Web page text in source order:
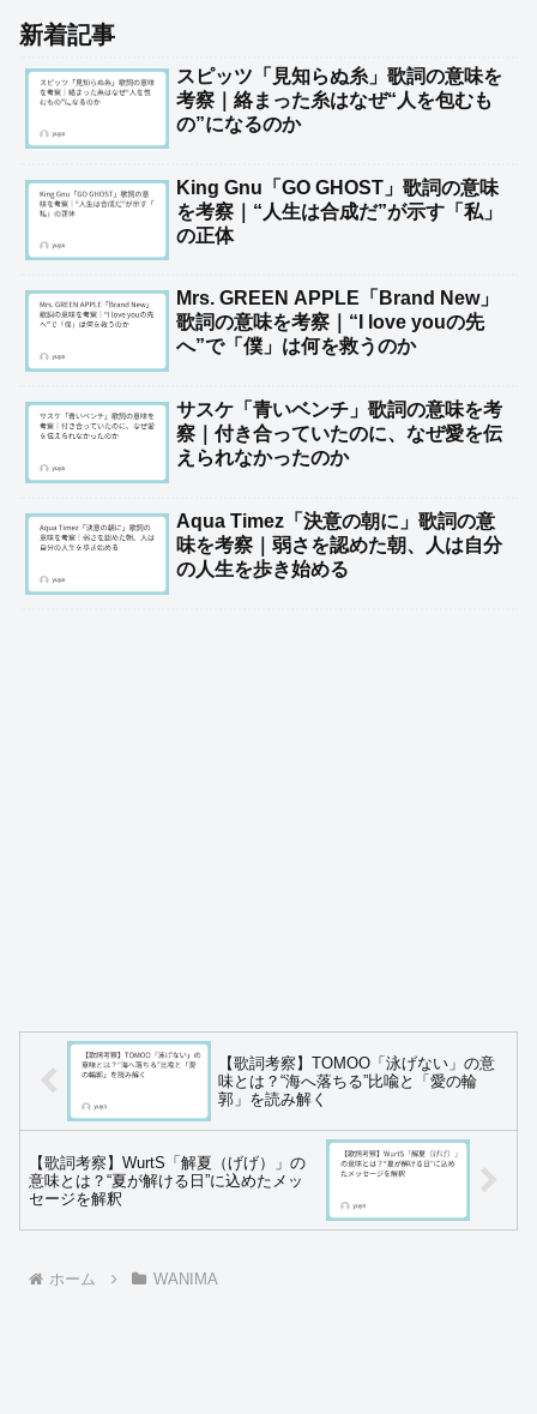
新着記事
スピッツ「見知らぬ糸」歌詞の意味を
考察｜絡まった糸はなぜ“人を包むも
の”になるのか
King Gnu「GO GHOST」歌詞の意味
を考察｜“人生は合成だ”が示す「私」
の正体
Mrs. GREEN APPLE「Brand New」
歌詞の意味を考察｜“I love youの先
へ”で「僕」は何を救うのか
サスケ「青いベンチ」歌詞の意味を考
察｜付き合っていたのに、なぜ愛を伝
えられなかったのか
Aqua Timez「決意の朝に」歌詞の意
味を考察｜弱さを認めた朝、人は自分
の人生を歩き始める
【歌詞考察】TOMOO「泳げない」の意
味とは？“海へ落ちる”比喩と「愛の輪
郭」を読み解く
【歌詞考察】WurtS「解夏（げげ）」の
意味とは？“夏が解ける日”に込めたメッ
セージを解釈
ホーム WANIMA